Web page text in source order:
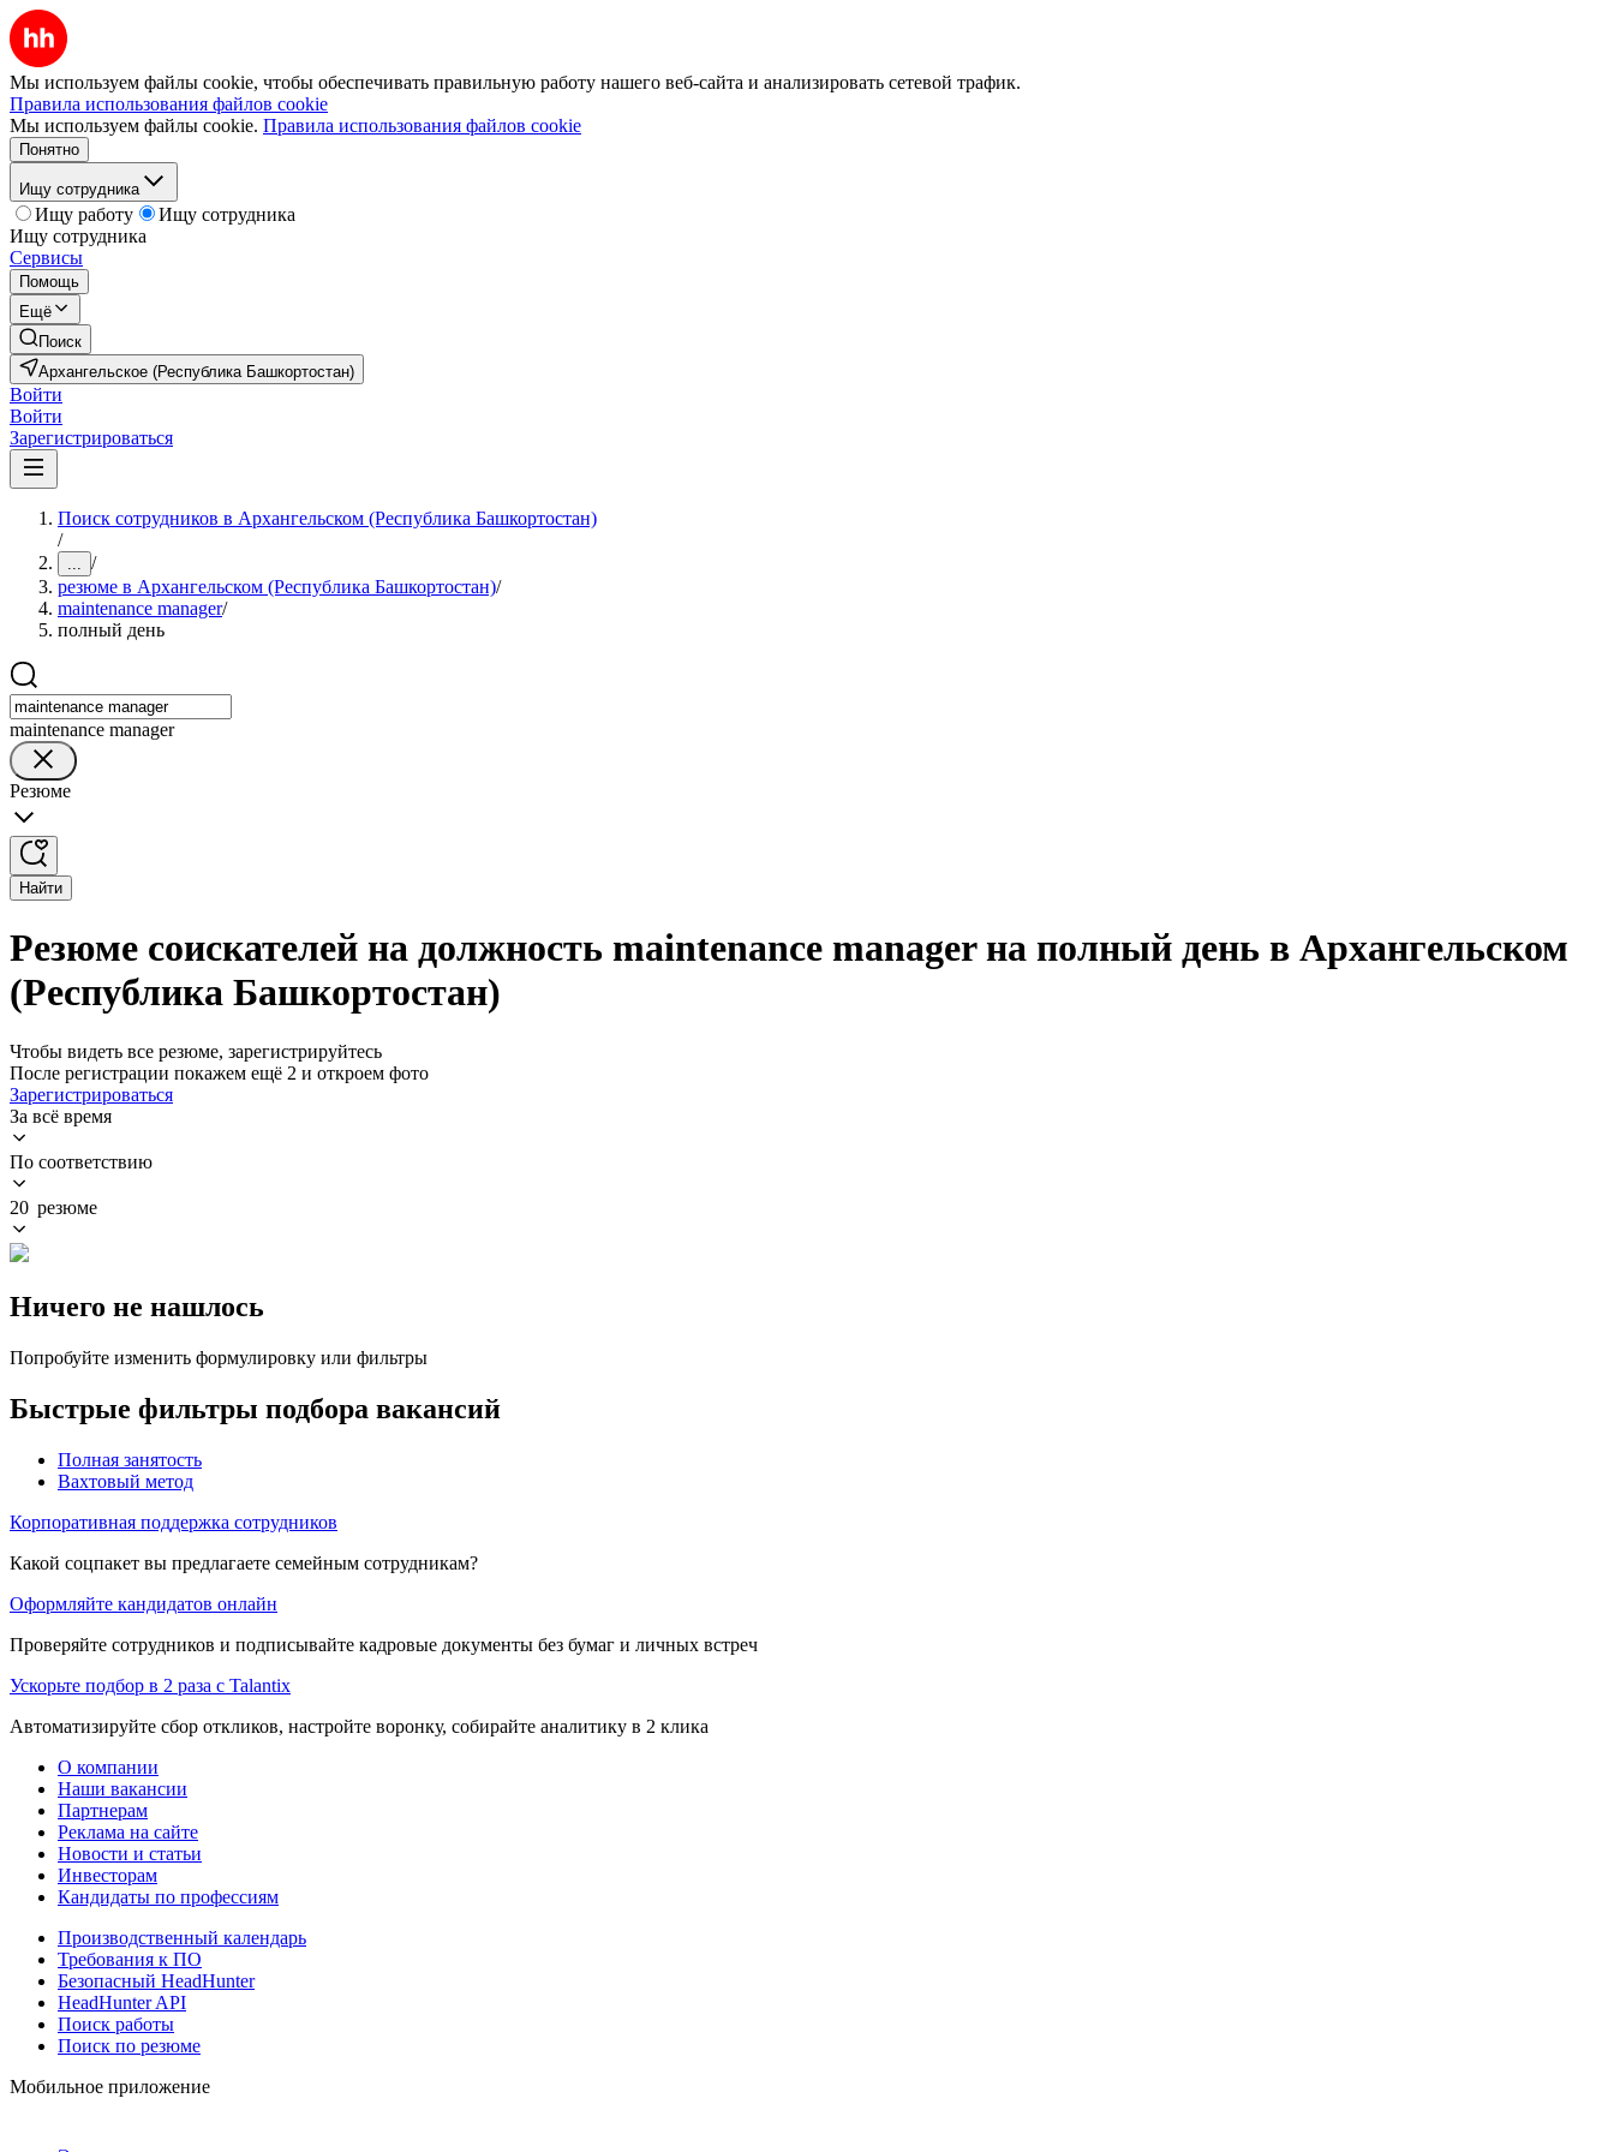
Мы используем файлы cookie, чтобы обеспечивать правильную работу нашего веб-сайта и анализировать сетевой трафик.
Правила использования файлов cookie
Мы используем файлы cookie. Правила использования файлов cookie
Понятно
Ищу сотрудника
Ищу работу
Ищу сотрудника
Ищу сотрудника
Сервисы
Помощь
Ещё
Поиск
Архангельское (Республика Башкортостан)
Войти
Войти
Зарегистрироваться
Поиск сотрудников в Архангельском (Республика Башкортостан)
/
... /
резюме в Архангельском (Республика Башкортостан)/
maintenance manager/
полный день
maintenance manager
Резюме
Найти
Резюме соискателей на должность maintenance manager на полный день в Архангельском
(Республика Башкортостан)
Чтобы видеть все резюме, зарегистрируйтесь
После регистрации покажем ещё 2 и откроем фото
Зарегистрироваться
За всё время
По соответствию
20 резюме
Ничего не нашлось
Попробуйте изменить формулировку или фильтры
Быстрые фильтры подбора вакансий
Полная занятость
Вахтовый метод
Корпоративная поддержка сотрудников
Какой соцпакет вы предлагаете семейным сотрудникам?
Оформляйте кандидатов онлайн
Проверяйте сотрудников и подписывайте кадровые документы без бумаг и личных встреч
Ускорьте подбор в 2 раза с Talantix
Автоматизируйте сбор откликов, настройте воронку, собирайте аналитику в 2 клика
О компании
Наши вакансии
Партнерам
Реклама на сайте
Новости и статьи
Инвесторам
Кандидаты по профессиям
Производственный календарь
Требования к ПО
Безопасный HeadHunter
HeadHunter API
Поиск работы
Поиск по резюме
Мобильное приложение